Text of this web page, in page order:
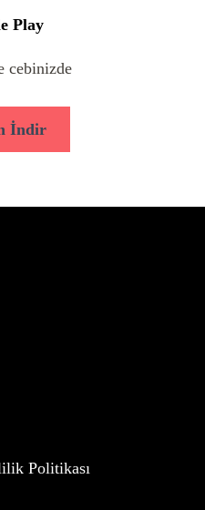
Play
cebinizde
İndir
Politikası